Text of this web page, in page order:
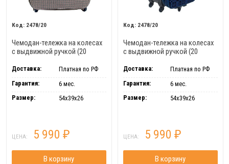
2478/20
Чемодан-тележка на колесах
с выдвижной ручкой (20
Доставка:
Платная по РФ
Гарантия:
6 мес.
Размер:
54x39x26
ЦЕНА: 5 990 ₽
В корзину
2478/20
Чемодан-тележка на колесах
с выдвижной ручкой (20
Доставка:
Платная по РФ
Гарантия:
6 мес.
Размер:
54x39x26
ЦЕНА: 5 990 ₽
В корзину